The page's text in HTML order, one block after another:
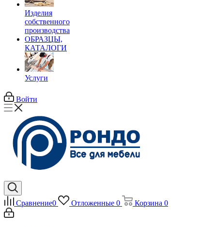
Изделия
собственного
производства
ОБРАЗЦЫ,
КАТАЛОГИ
Услуги
Войти
Сравнение0 Отложенные 0 Корзина 0